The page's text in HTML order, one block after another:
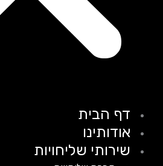
דף הבית
אודותינו
שירותי שליחויות